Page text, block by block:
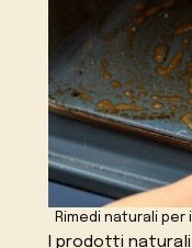
Rimedi naturali
I prodotti